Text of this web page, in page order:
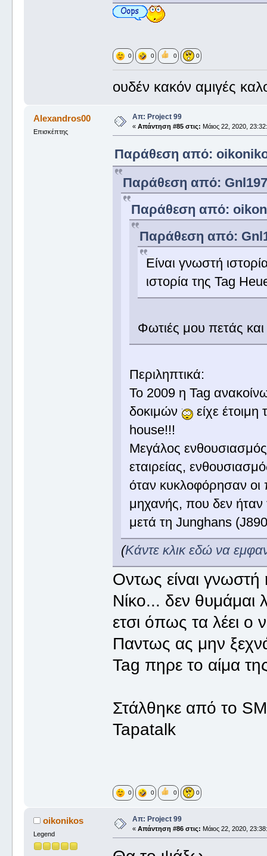
0 0 0 0
ουδέν κακόν αμιγές
Alexandros00
Επισκέπτης
Απ: Project 99
« Απάντηση #85 στις: Μάιος 22, 2020,
Παράθεση από:
Παράθεση από:
Παράθεση από:
Παράθεση από:
Είναι γνωστή
ιστορία της Tag
Φωτιές μου πετάς
Περιληπτικά:
Το 2009 η Tag
δοκιμών
είχε
house!!!
Μεγάλος
εταιρείας,
όταν κυκλοφόρησαν οι
μηχανής, που δεν
μετά τη Junghans
(Κάντε κλικ εδώ να
Οντως είναι γνωστή
Νίκο... δεν θυμάμαι
ετσι όπως τα λέει ο
Παντως ας μην
Tag πηρε το αίμα
Στάλθηκε από το
Tapatalk
0 0 0 0
oikonikos
Legend
Απ: Project 99
« Απάντηση #86 στις: Μάιος 22, 2020,